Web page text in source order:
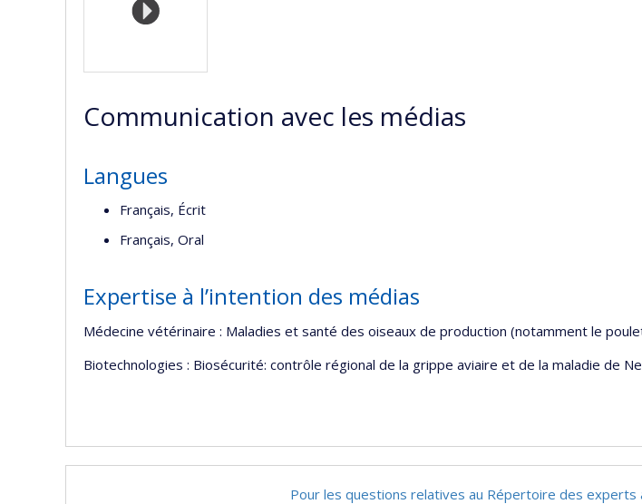
Communication avec les médias
Langues
Français, Écrit
Français, Oral
Expertise à l’intention des médias
Médecine vétérinaire : Maladies et santé des oiseaux de production (notamment le
Biotechnologies : Biosécurité: contrôle régional de la grippe aviaire et de la maladie de
Pour les questions relatives au Répertoire des experts